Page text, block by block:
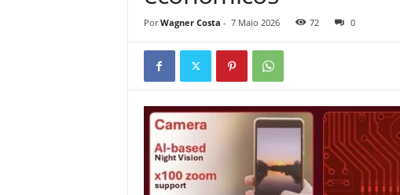
Por Wagner Costa - 7 Maio 2026 72 0